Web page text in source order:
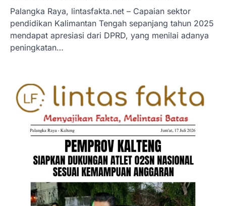
Palangka Raya, lintasfakta.net – Capaian sektor
pendidikan Kalimantan Tengah sepanjang tahun 2025
mendapat apresiasi dari DPRD, yang menilai adanya
peningkatan…